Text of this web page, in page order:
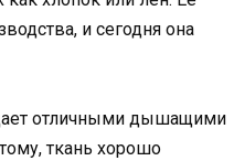
и сегодня она
отличными дышащими
ткань хорошо